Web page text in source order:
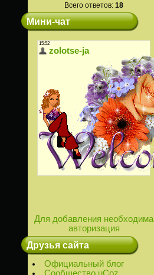
Всего ответов: 18
Мини-чат
Для добавления необходима
авторизация
Друзья сайта
Официальный блог